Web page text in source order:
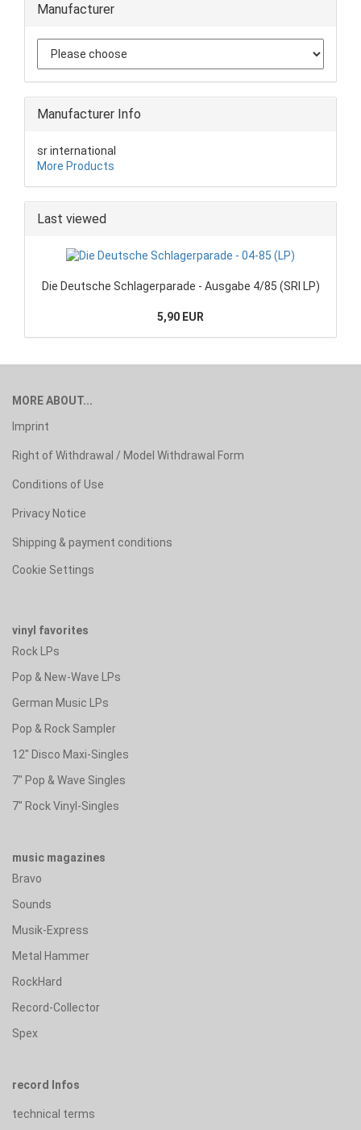
Manufacturer
Manufacturer Info
sr international
More Products
Last viewed
Die Deutsche Schlagerparade - Ausgabe 4/85 (SRI LP)
5,90 EUR
MORE ABOUT...
Imprint
Right of Withdrawal / Model Withdrawal Form
Conditions of Use
Privacy Notice
Shipping & payment conditions
Cookie Settings
vinyl favorites
Rock LPs
Pop & New-Wave LPs
German Music LPs
Pop & Rock Sampler
12" Disco Maxi-Singles
7" Pop & Wave Singles
7" Rock Vinyl-Singles
music magazines
Bravo
Sounds
Musik-Express
Metal Hammer
RockHard
Record-Collector
Spex
record Infos
technical terms